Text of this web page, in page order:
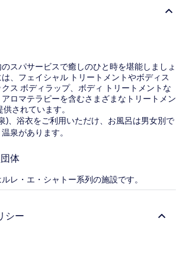
スパサービスで癒しのひと時を堪能しましょ
、フェイシャル トリートメントやボディス
ス ボディラップ、ボディ トリートメントな
ロマテラピーを含むさまざまなトリートメン
されています。
)、浴衣をご利用いただけ、お風呂は男女別で
泉があります。
体
レ・エ・シャトー系列の施設です。
シー